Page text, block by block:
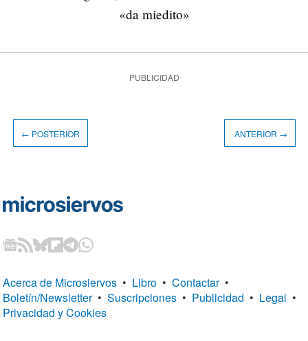
«da miedito»
PUBLICIDAD
← POSTERIOR ANTERIOR →
Acerca de Microsiervos • Libro • Contactar •
Boletín/Newsletter • Suscripciones • Publicidad • Legal •
Privacidad y Cookies